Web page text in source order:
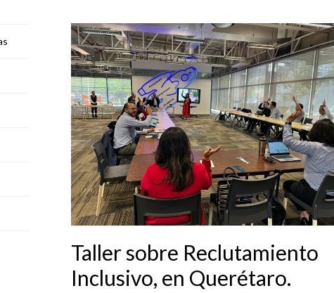
Taller sobre Reclutamiento
Inclusivo, en Querétaro.